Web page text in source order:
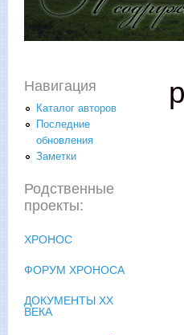
Навигация
Каталог авторов
Последние
обновления
Заметки
Родственные
проекты:
ХРОНОС
ФОРУМ ХРОНОСА
ДОКУМЕНТЫ XX
ВЕКА